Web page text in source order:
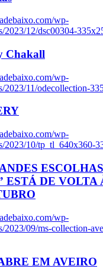
wp-
2023/12/dsc00304-
Chakall
wp-
2023/11/odecollection-
wp-
2023/10/tp_tl_640x360-
ESTÁ DE VOLTA
wp-
2023/09/ms-collection-
EM AVEIRO